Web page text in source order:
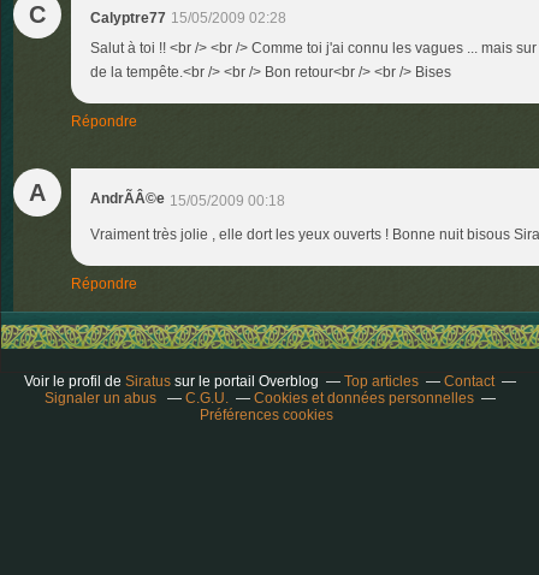
C Calyptre77 15/05/2009 02:28
Salut à toi !! <br /> <br /> Comme toi j'ai connu les vagues ... mais
de la tempête.<br /> <br /> Bon retour<br /> <br /> Bises
Répondre
A AndrÃÂ©e 15/05/2009 00:18
Vraiment très jolie , elle dort les yeux ouverts ! Bonne nuit bisous
Répondre
Voir le profil de Siratussur le portail Overblog Top articles
Contact
Signaler un abus
C.G.U.
Cookies et données personnelles
Préférences cookies